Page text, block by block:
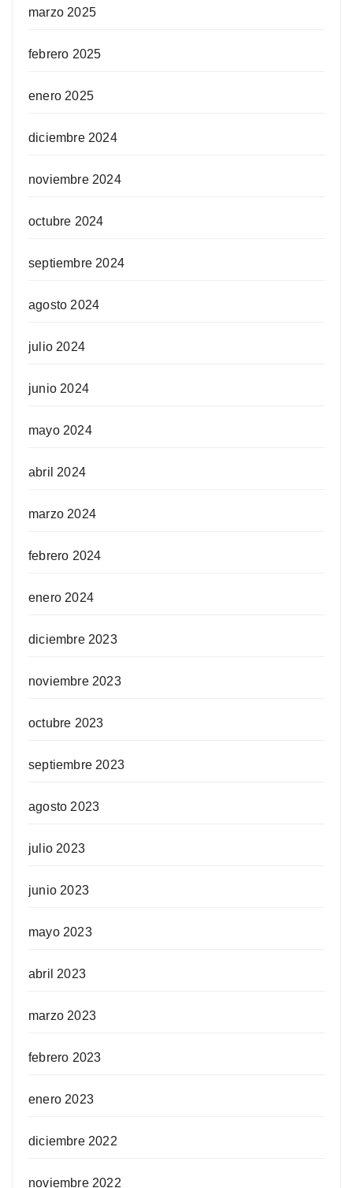
marzo 2025
febrero 2025
enero 2025
diciembre 2024
noviembre 2024
octubre 2024
septiembre 2024
agosto 2024
julio 2024
junio 2024
mayo 2024
abril 2024
marzo 2024
febrero 2024
enero 2024
diciembre 2023
noviembre 2023
octubre 2023
septiembre 2023
agosto 2023
julio 2023
junio 2023
mayo 2023
abril 2023
marzo 2023
febrero 2023
enero 2023
diciembre 2022
noviembre 2022